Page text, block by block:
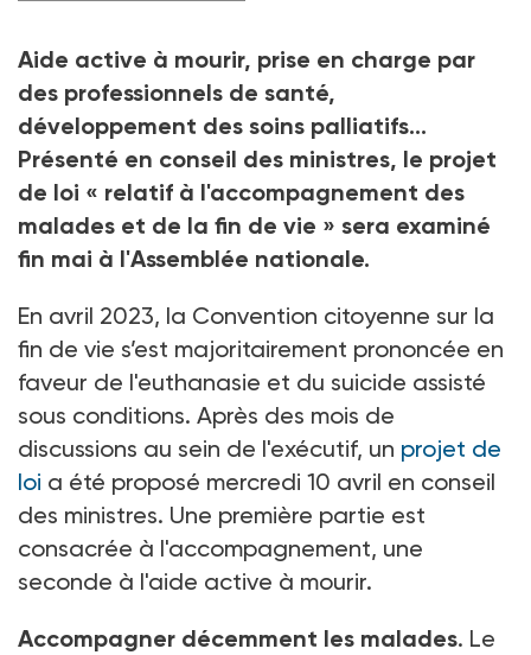
Aide active à mourir, prise en charge par
des professionnels de santé,
développement des soins palliatifs...
Présenté en conseil des ministres, le projet
de loi « relatif à l'accompagnement des
malades et de la fin de vie » sera examiné
fin mai à l'Assemblée nationale.
En avril 2023, la Convention citoyenne sur la
fin de vie s’est majoritairement prononcée en
faveur de l'euthanasie et du suicide assisté
sous conditions. Après des mois de
discussions au sein de l'exécutif, un projet de
loi a été proposé mercredi 10 avril en conseil
des ministres. Une première partie est
consacrée à l'accompagnement, une
seconde à l'aide active à mourir.
Accompagner décemment les malades. Le